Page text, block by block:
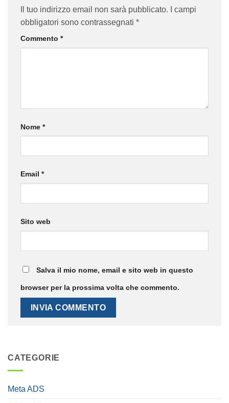
Il tuo indirizzo email non sarà pubblicato.
I campi
obbligatori sono contrassegnati *
Commento *
Nome *
Email *
Sito web
Salva il mio nome, email e sito web in questo
browser per la prossima volta che commento.
CATEGORIE
Meta ADS